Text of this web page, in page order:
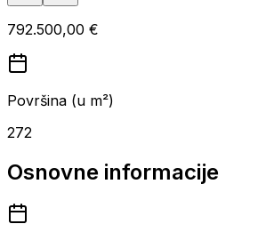
792.500,00 €
Površina (u m²)
272
Osnovne informacije